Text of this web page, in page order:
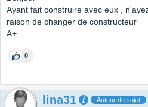
Ayant fait construire avec eux ,
raison de changer de constructeur
A+
0
lina31 Auteur du sujet